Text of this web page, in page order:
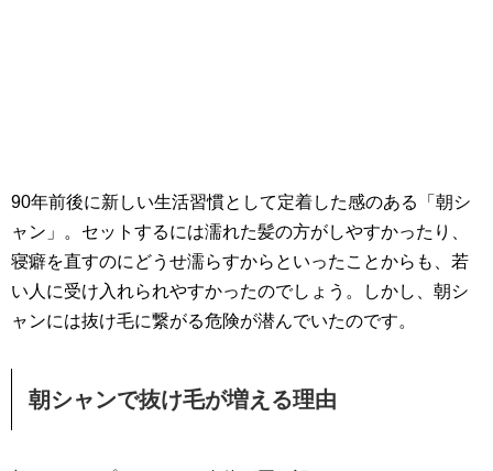
90年前後に新しい生活習慣として定着した感のある「朝シ
ャン」。セットするには濡れた髪の方がしやすかったり、
寝癖を直すのにどうせ濡らすからといったことからも、若
い人に受け入れられやすかったのでしょう。しかし、朝シ
ャンには抜け毛に繋がる危険が潜んでいたのです。
朝シャンで抜け毛が増える理由